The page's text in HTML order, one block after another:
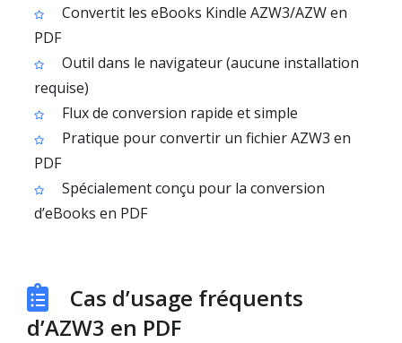
Convertit les eBooks Kindle AZW3/AZW en
PDF
Outil dans le navigateur (aucune installation
requise)
Flux de conversion rapide et simple
Pratique pour convertir un fichier AZW3 en
PDF
Spécialement conçu pour la conversion
d’eBooks en PDF
Cas d’usage fréquents
d’AZW3 en PDF